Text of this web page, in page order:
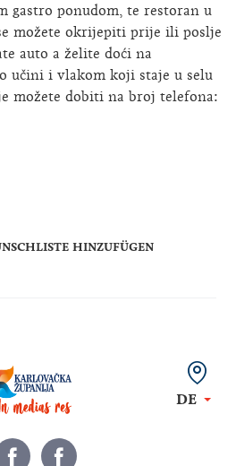
gastro ponudom, te restoran u
možete okrijepiti prije ili poslje
auto a želite doći na
učini i vlakom koji staje u selu
možete dobiti na broj telefona:
HINZUFÜGEN
DE